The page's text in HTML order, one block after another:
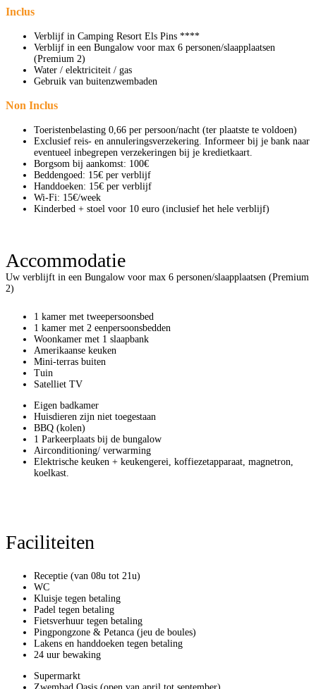
Inclus
Verblijf in Camping Resort Els Pins ****
Verblijf in een Bungalow voor max 6 personen/slaapplaatsen
(Premium 2)
Water / elektriciteit / gas
Gebruik van buitenzwembaden
Non Inclus
Toeristenbelasting 0,66 per persoon/nacht (ter plaatste te voldoen)
Exclusief reis- en annuleringsverzekering. Informeer bij je bank naar
eventueel inbegrepen verzekeringen bij je kredietkaart.
Borgsom bij aankomst: 100€
​Beddengoed: 15€ per verblijf
Handdoeken: 15€ per verblijf
Wi-Fi: 15€/week
​Kinderbed + stoel voor 10 euro (inclusief het hele verblijf)
Accommodatie
Uw verblijft in een Bungalow voor max 6 personen/slaapplaatsen (Premium
2)
1 kamer met tweepersoonsbed
1 kamer met 2 eenpersoonsbedden
Woonkamer met 1 slaapbank
Amerikaanse keuken
Mini-terras buiten
Tuin
Satelliet TV
Eigen badkamer
Huisdieren zijn niet toegestaan
BBQ (kolen)
1 Parkeerplaats bij de bungalow
Airconditioning/ verwarming
Elektrische keuken + keukengerei, koffiezetapparaat, magnetron,
koelkast.
Faciliteiten
Receptie (van 08u tot 21u)
WC
Kluisje tegen betaling
Padel tegen betaling
Fietsverhuur tegen betaling
Pingpongzone & Petanca (jeu de boules)
Lakens en handdoeken tegen betaling
24 uur bewaking
Supermarkt
Zwembad Oasis (open van april tot september)